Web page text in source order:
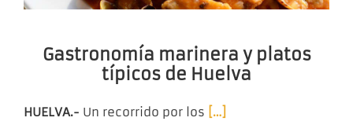
Gastronomía marinera y platos
típicos de Huelva
HUELVA.- Un recorrido por los […]